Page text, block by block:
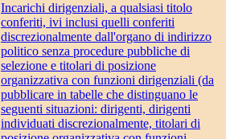
Incarichi dirigenziali, a qualsiasi titolo
conferiti, ivi inclusi quelli conferiti
discrezionalmente dall'organo di indirizzo
politico senza procedure pubbliche di
selezione e titolari di posizione
organizzativa con funzioni dirigenziali (da
pubblicare in tabelle che distinguano le
seguenti situazioni: dirigenti, dirigenti
individuati discrezionalmente, titolari di